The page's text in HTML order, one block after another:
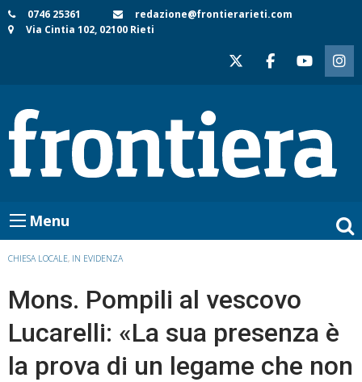
Skip
to
0746 25361
redazione@frontierarieti.com
Via Cintia 102, 02100 Rieti
Menu
CHIESA LOCALE, IN EVIDENZA
Mons. Pompili al vescovo
Lucarelli: «La sua presenza è
la prova di un legame che non